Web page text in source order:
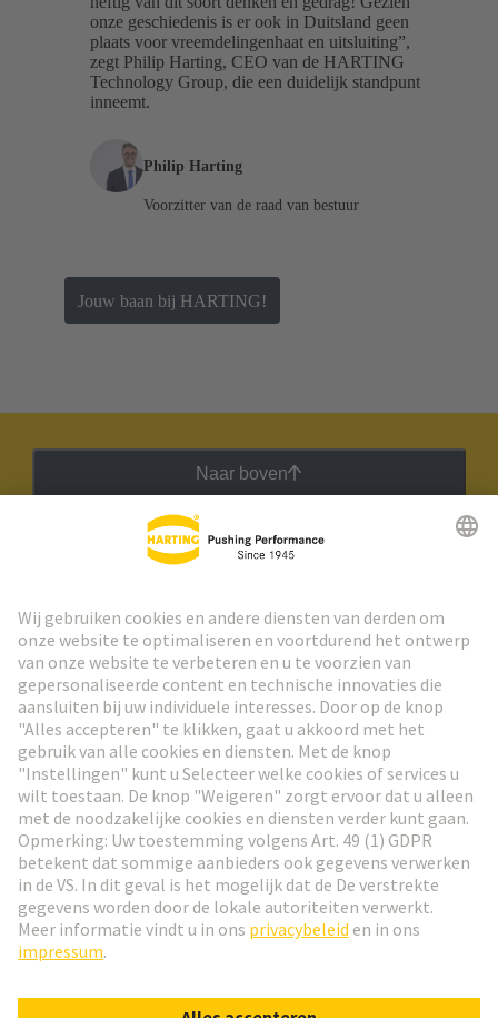
onze geschiedenis is er ook in Duitsland geen
plaats voor vreemdelingenhaat en uitsluiting”,
zegt Philip Harting, CEO van de HARTING
Technology Group, die een duidelijk standpunt
inneemt.
Philip Harting
Voorzitter van de raad van bestuur
Jouw baan bij HARTING!
Naar boven
Ga naar registratie
Social Media